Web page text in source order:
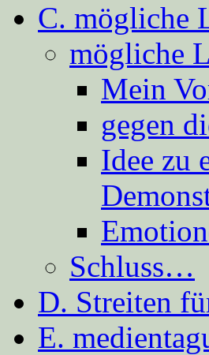
C. mögliche
mögliche
Mein
gegen
Idee zu
Schluss…
D. Streiten
E.